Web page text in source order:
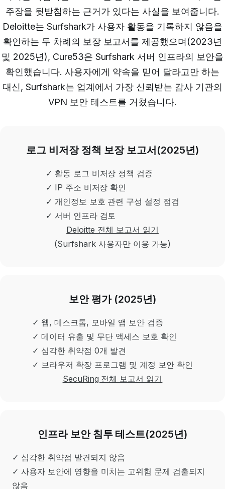
주장을 뒷받침하는 근거가 있다는 사실을 보여줍니다.
Deloitte는 Surfshark가 사용자 활동을 기록하지 않음을
확인하는 두 차례의 보장 보고서를 제공했으며(2023년
및 2025년), Cure53은 Surfshark 서버 인프라의 보안을
확인했습니다. 사용자에게 약속을 믿어 달라고만 하는
대신, Surfshark는 업계에서 가장 신뢰받는 감사 기관의
VPN 보안 테스트를 거쳤습니다.
로그 비저장 정책 보장 보고서(2025년)
✓ 활동 로그 비저장 정책 검증
✓ IP 주소 비저장 확인
✓ 개인정보 보호 관련 구성 설정 점검
✓ 서버 인프라 검토
Deloitte 전체 보고서 읽기
(Surfshark 사용자만 이용 가능)
보안 평가 (2025년)
✓ 웹, 데스크톱, 모바일 앱 보안 검증
✓ 데이터 유출 및 무단 액세스 보호 확인
✓ 심각한 취약점 0개 발견
✓ 브라우저 확장 프로그램 및 계정 보안 확인
SecuRing 전체 보고서 읽기
인프라 보안 침투 테스트(2025년)
✓ 심각한 취약점 발견되지 않음
✓ 사용자 보안에 영향을 미치는 고위험 문제 검출되지
않음